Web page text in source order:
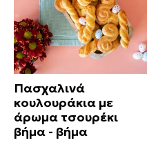
Πασχαλινά
κουλουράκια με
άρωμα τσουρέκι
βήμα - βήμα